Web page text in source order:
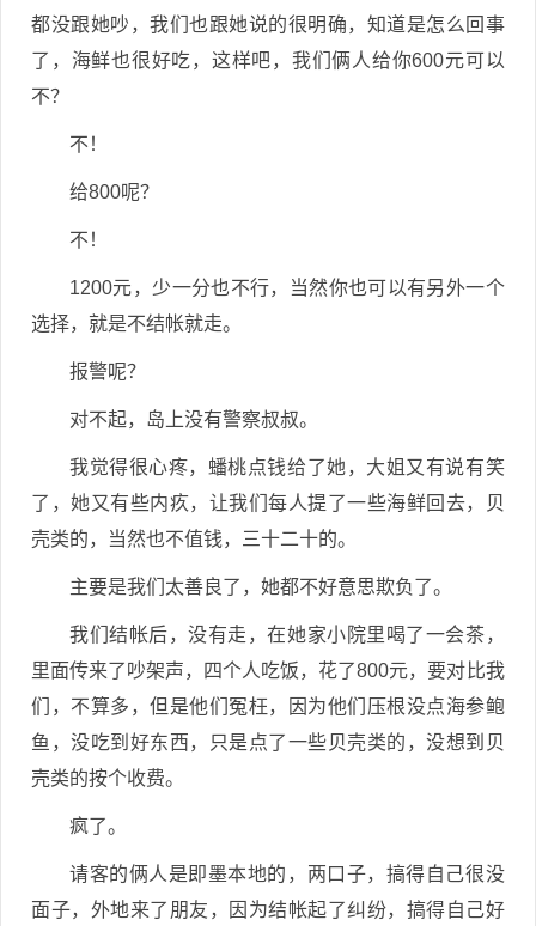
都没跟她吵，我们也跟她说的很明确，知道是怎么回事
了，海鲜也很好吃，这样吧，我们俩人给你600元可以
不？
不！
给800呢？
不！
1200元，少一分也不行，当然你也可以有另外一个
选择，就是不结帐就走。
报警呢？
对不起，岛上没有警察叔叔。
我觉得很心疼，蟠桃点钱给了她，大姐又有说有笑
了，她又有些内疚，让我们每人提了一些海鲜回去，贝
壳类的，当然也不值钱，三十二十的。
主要是我们太善良了，她都不好意思欺负了。
我们结帐后，没有走，在她家小院里喝了一会茶，
里面传来了吵架声，四个人吃饭，花了800元，要对比我
们，不算多，但是他们冤枉，因为他们压根没点海参鲍
鱼，没吃到好东西，只是点了一些贝壳类的，没想到贝
壳类的按个收费。
疯了。
请客的俩人是即墨本地的，两口子，搞得自己很没
面子，外地来了朋友，因为结帐起了纠纷，搞得自己好